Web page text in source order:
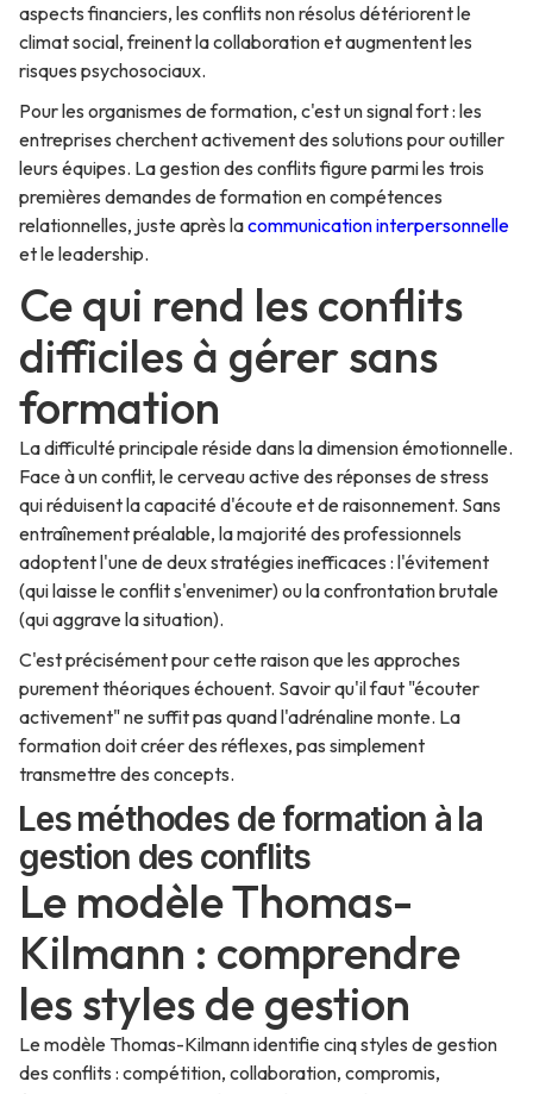
aspects financiers, les conflits non résolus détériorent le
climat social, freinent la collaboration et augmentent les
risques psychosociaux.
Pour les organismes de formation, c'est un signal fort : les
entreprises cherchent activement des solutions pour outiller
leurs équipes. La gestion des conflits figure parmi les trois
premières demandes de formation en compétences
relationnelles, juste après lacommunication interpersonnelle
et le leadership.
Ce qui rend les conflits
difficiles à gérer sans
formation
La difficulté principale réside dans la dimension émotionnelle.
Face à un conflit, le cerveau active des réponses de stress
qui réduisent la capacité d'écoute et de raisonnement. Sans
entraînement préalable, la majorité des professionnels
adoptent l'une de deux stratégies inefficaces : l'évitement
(qui laisse le conflit s'envenimer) ou la confrontation brutale
(qui aggrave la situation).
C'est précisément pour cette raison que les approches
purement théoriques échouent. Savoir qu'il faut "écouter
activement" ne suffit pas quand l'adrénaline monte. La
formation doit créer des réflexes, pas simplement
transmettre des concepts.
Les méthodes de formation à la
gestion des conflits
Le modèle Thomas-
Kilmann : comprendre
les styles de gestion
Le modèle Thomas-Kilmann identifie cinq styles de gestion
des conflits : compétition, collaboration, compromis,